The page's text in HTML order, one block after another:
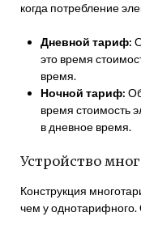
когда потребление
Дневной тариф:
это время
время.
Ночной тариф:
время стоимость
в дневное время.
Устройство
Конструкция
чем у